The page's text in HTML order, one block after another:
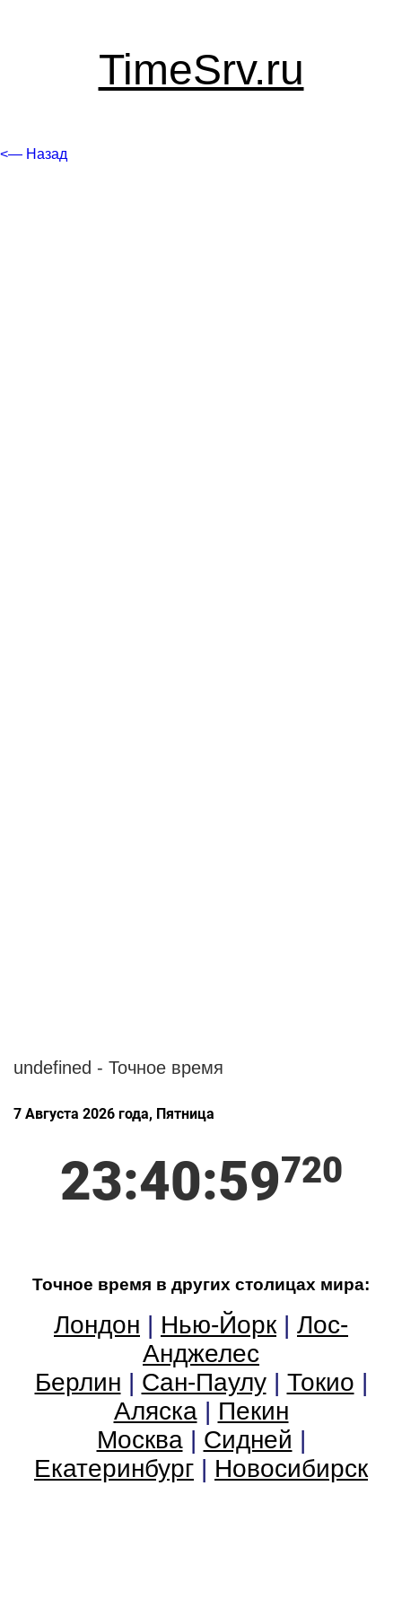
TimeSrv.ru
<— Назад
undefined - Точное время
7 Августа 2026 года, Пятница
23:40:59524
Точное время в других столицах мира:
Лондон | Нью-Йорк| Лос-
Анджелес
Берлин | Сан-Паулу| Токио |
Аляска| Пекин
Москва| Сидней |
Екатеринбург | Новосибирск